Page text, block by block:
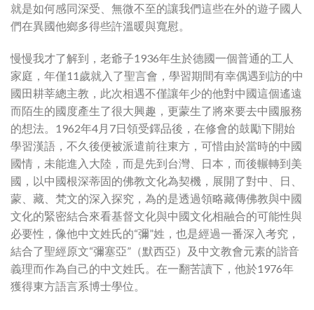
就是如何感同深受、無微不至的讓我們這些在外的遊子國人
們在異國他鄉多得些許溫暖與寬慰。
慢慢我才了解到，老爺子1936年生於德國一個普通的工人
家庭，年僅11歲就入了聖言會，學習期間有幸偶遇到訪的中
國田耕莘總主教，此次相遇不僅讓年少的他對中國這個遙遠
而陌生的國度產生了很大興趣，更蒙生了將來要去中國服務
的想法。1962年4月7日領受鐸品後，在修會的鼓勵下開始
學習漢語，不久後便被派遣前往東方，可惜由於當時的中國
國情，未能進入大陸，而是先到台灣、日本，而後輾轉到美
國，以中國根深蒂固的佛教文化為契機，展開了對中、日、
蒙、藏、梵文的深入探究，為的是透過領略藏傳佛教與中國
文化的緊密結合來看基督文化與中國文化相融合的可能性與
必要性，像他中文姓氏的“彌”姓，也是經過一番深入考究，
結合了聖經原文“彌塞亞”（默西亞）及中文教會元素的諧音
義理而作為自己的中文姓氏。在一翻苦讀下，他於1976年
獲得東方語言系博士學位。